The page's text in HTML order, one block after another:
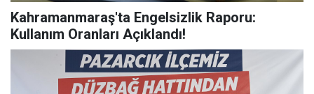
Kahramanmaraş'ta Engelsizlik Raporu:
Kullanım Oranları Açıklandı!